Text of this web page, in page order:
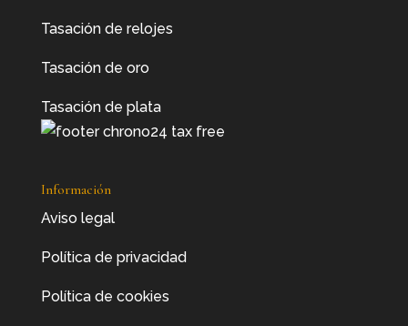
Tasación de relojes
Tasación de oro
Tasación de plata
Información
Aviso legal
Política de privacidad
Política de cookies